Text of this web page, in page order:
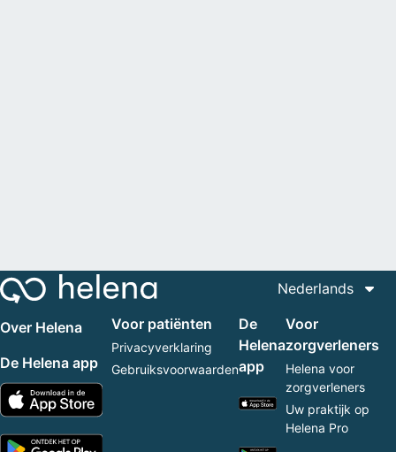
Nederlands
Over Helena
De Helena app
Voor patiënten
Privacyverklaring
Gebruiksvoorwaarden
De
Helena
app
Voor
zorgverleners
Helena voor
zorgverleners
Uw praktijk op
Helena Pro